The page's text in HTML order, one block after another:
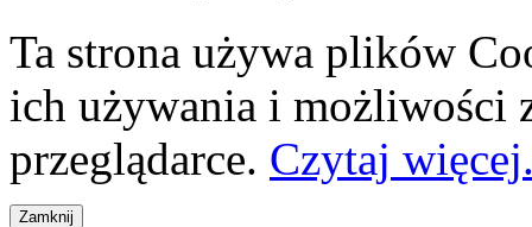
Ta strona używa plików
ich używania i możliwości
przeglądarce. Czytaj